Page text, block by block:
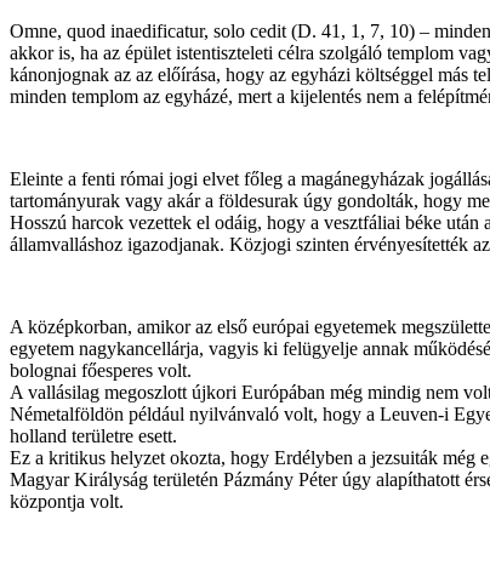
Omne, quod inaedificatur, solo cedit (D. 41, 1, 7, 10) –
akkor is, ha az épület istentiszteleti célra szolgáló templom
kánonjognak az az előírása, hogy az egyházi költséggel más
minden templom az egyházé, mert a kijelentés nem a
Eleinte a fenti római jogi elvet főleg a magánegyházak
tartományurak vagy akár a földesurak úgy gondolták, hogy
Hosszú harcok vezettek el odáig, hogy a vesztfáliai béke
államvalláshoz igazodjanak. Közjogi szinten érvényesítették
A középkorban, amikor az első európai egyetemek
egyetem nagykancellárja, vagyis ki felügyelje annak
bolognai főesperes volt.
A vallásilag megoszlott újkori Európában még mindig nem
Németalföldön például nyilvánvaló volt, hogy a Leuven-i
holland területre esett.
Ez a kritikus helyzet okozta, hogy Erdélyben a jezsuiták még
Magyar Királyság területén Pázmány Péter úgy alapíthatott
központja volt.